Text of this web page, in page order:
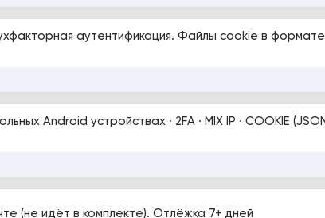
аутентификация. Файлы cookie в формате
· 2FA · MIX IP · COOKIE (JSON) ·
(не идёт в комплекте). Отлёжка 7+ дней